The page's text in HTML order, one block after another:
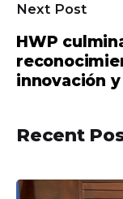
Next Post
HWP
innovación
Recent